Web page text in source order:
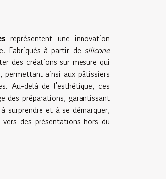
représentent une innovation
Fabriqués à partir de silicone
des créations sur mesure qui
ainsi aux pâtissiers
Au-delà de l'esthétique, ces
des préparations, garantissant
surprendre et à se démarquer,
des présentations hors du